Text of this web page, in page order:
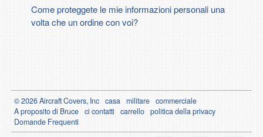
Come proteggete le mie informazioni personali una
volta che un ordine con voi?
© 2026 Aircraft Covers, Inc casa militare commerciale
A proposito di Bruce ci contatti carrello politica della privacy
Domande Frequenti